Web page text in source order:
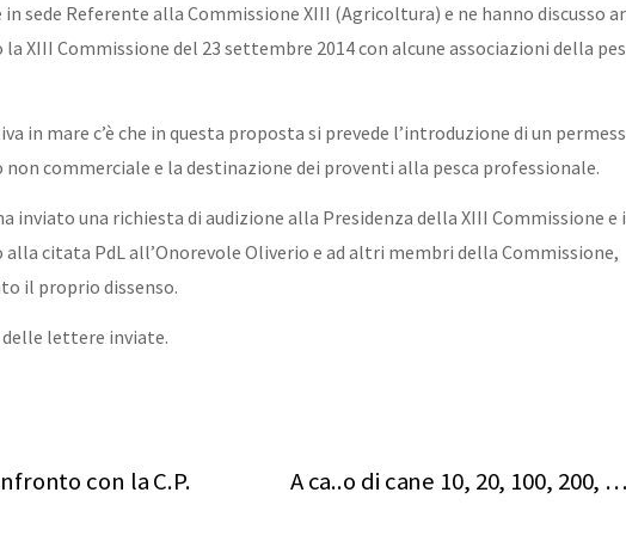
sede Referente alla Commissione XIII (Agricoltura) e ne hanno discusso
la XIII Commissione del 23 settembre 2014 con alcune associazioni della
in mare c’è che in questa proposta si prevede l’introduzione di un
commerciale e la destinazione dei proventi alla pesca professionale.
inviato una richiesta di audizione alla Presidenza della XIII Commissione e
citata PdL all’Onorevole Oliverio e ad altri membri della Commissione,
il proprio dissenso.
lettere inviate.
con la C.P. A ca..o di cane 10, 20, 100, 200,